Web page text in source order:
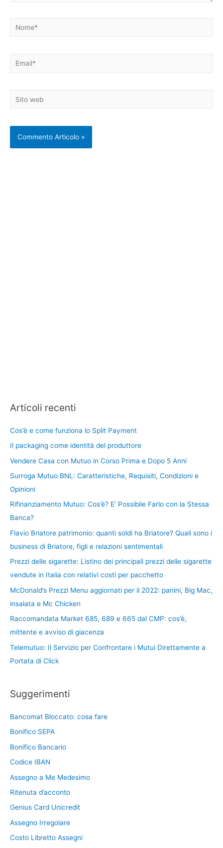
Nome*
Email*
Sito
Articoli recenti
Cos’è e come funziona lo Split Payment
Il packaging come identità del produttore
Vendere Casa con Mutuo in Corso Prima e Dopo 5 Anni
Surroga Mutuo BNL: Caratteristiche, Requisiti, Condizioni e
Opinioni
Rifinanziamento Mutuo: Cos’è? E’ Possibile Farlo con la Stessa
Banca?
Flavio Briatore patrimonio: quanti soldi ha Briatore? Quali sono i
business di Briatore, figli e relazioni sentimentali
Prezzi delle sigarette: Listino dei principali prezzi delle sigarette
vendute in Italia con relativi costi per pacchetto
McDonald’s Prezzi Menu aggiornati per il 2022: panini, Big Mac,
insalata e Mc Chicken
Raccomandata Market 685, 689 e 665 dal CMP: cos’è,
mittente e avviso di giacenza
Telemutuo: Il Servizio per Confrontare i Mutui Direttamente a
Portata di Click
Suggerimenti
Bancomat Bloccato: cosa fare
Bonifico SEPA
Bonifico Bancario
Codice IBAN
Assegno a Me Medesimo
Ritenuta d’acconto
Genius Card Unicredit
Assegno Irregolare
Costo Libretto Assegni